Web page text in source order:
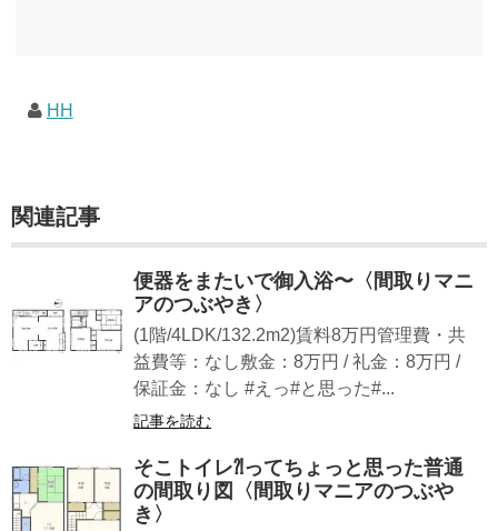
HH
関連記事
便器をまたいで御入浴〜〈間取りマニ
アのつぶやき〉
(1階/4LDK/132.2m2)賃料8万円管理費・共
益費等：なし敷金：8万円 / 礼金：8万円 /
保証金：なし #えっ#と思った#...
記事を読む
そこトイレ⁈ってちょっと思った普通
の間取り図〈間取りマニアのつぶや
き〉